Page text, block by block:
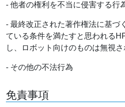
- 他者の権利を不当に侵害する行
- 最終改正された著作権法に基づ
ている条件を満たすと思われる
し、ロボット向けのものは無視
- その他の不法行為
免責事項